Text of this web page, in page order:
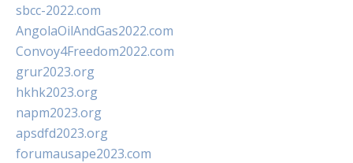
sbcc-2022.com
AngolaOilAndGas2022.com
Convoy4Freedom2022.com
grur2023.org
hkhk2023.org
napm2023.org
apsdfd2023.org
forumausape2023.com